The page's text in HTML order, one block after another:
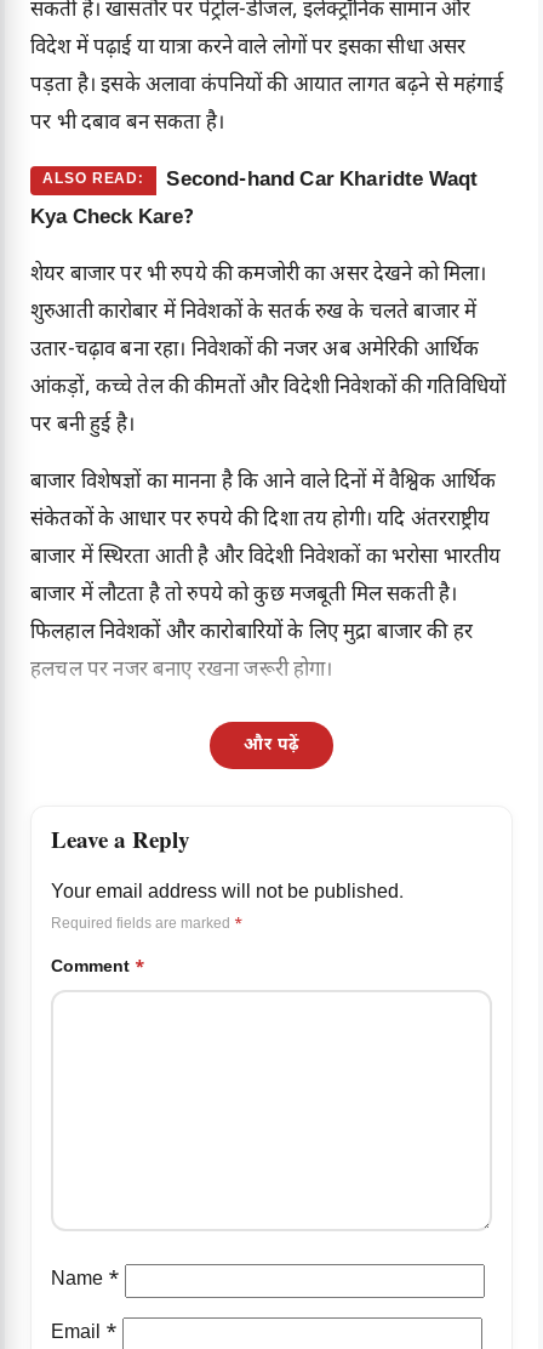
सकती है। खासतौर पर पेट्रोल-डीजल, इलेक्ट्रॉनिक सामान और
विदेश में पढ़ाई या यात्रा करने वाले लोगों पर इसका सीधा असर
पड़ता है। इसके अलावा कंपनियों की आयात लागत बढ़ने से महंगाई
पर भी दबाव बन सकता है।
ALSO READ:
Second-hand Car Kharidte Waqt
Kya Check Kare?
शेयर बाजार पर भी रुपये की कमजोरी का असर देखने को मिला।
शुरुआती कारोबार में निवेशकों के सतर्क रुख के चलते बाजार में
उतार-चढ़ाव बना रहा। निवेशकों की नजर अब अमेरिकी आर्थिक
आंकड़ों, कच्चे तेल की कीमतों और विदेशी निवेशकों की गतिविधियों
पर बनी हुई है।
बाजार विशेषज्ञों का मानना है कि आने वाले दिनों में वैश्विक आर्थिक
संकेतकों के आधार पर रुपये की दिशा तय होगी। यदि अंतरराष्ट्रीय
बाजार में स्थिरता आती है और विदेशी निवेशकों का भरोसा भारतीय
बाजार में लौटता है तो रुपये को कुछ मजबूती मिल सकती है।
फिलहाल निवेशकों और कारोबारियों के लिए मुद्रा बाजार की हर
हलचल पर नजर बनाए रखना जरूरी होगा।
और पढ़ें
Leave a Reply
Your email address will not be published.
Required fields are marked *
Comment *
Name *
Email *